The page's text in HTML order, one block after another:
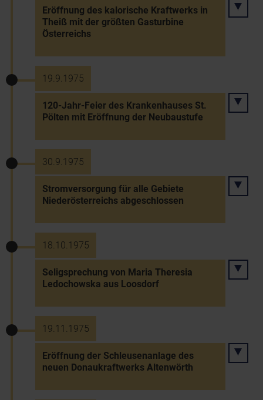
Eröffnung des kalorische Kraftwerks in
Theiß mit der größten Gasturbine
Österreichs
19.9.1975
120-Jahr-Feier des Krankenhauses St.
Pölten mit Eröffnung der Neubaustufe
30.9.1975
Stromversorgung für alle Gebiete
Niederösterreichs abgeschlossen
18.10.1975
Seligsprechung von Maria Theresia
Ledochowska aus Loosdorf
19.11.1975
Eröffnung der Schleusenanlage des
neuen Donaukraftwerks Altenwörth